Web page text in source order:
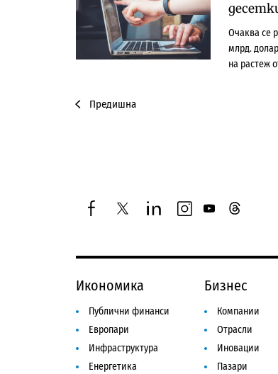
Очаква се
млрд.
на растеж
Предишна
facebooktwitterlinkedininstagram
youtubethreads
Икономика
Публични финанси
Европари
Инфраструктура
Енергетика
Бизнес
Компании
Отрасли
Иновации
Пазари